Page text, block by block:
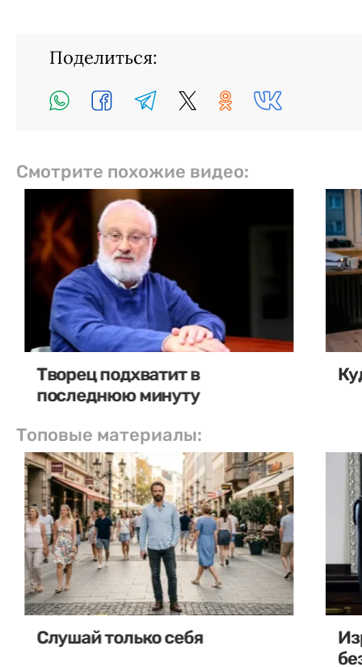
Поделиться:
Смотрите похожие видео:
Творец подхватит в
последнюю минуту
Топовые материалы:
Слушай только себя